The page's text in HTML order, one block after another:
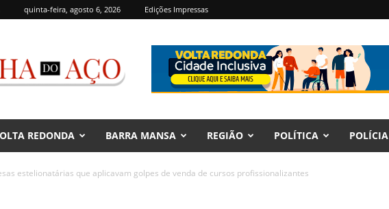
quinta-feira, agosto 6, 2026 Edições Impressas
REDONDA BARRA MANSA REGIÃO POLÍTICA POLÍCIA
estelionatárias que aplicavam golpes de venda de cursos profissionalizantes